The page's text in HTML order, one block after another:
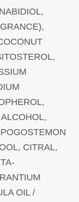
CITRAL,
OIL /